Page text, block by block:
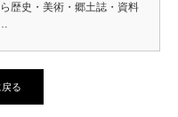
歴史・美術・郷土誌・資料
戻る